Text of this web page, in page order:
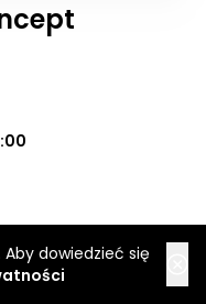
dowiedzieć się